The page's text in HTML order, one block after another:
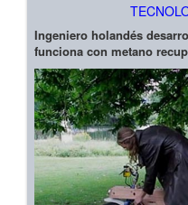
Ingeniero holandés
funciona con metano